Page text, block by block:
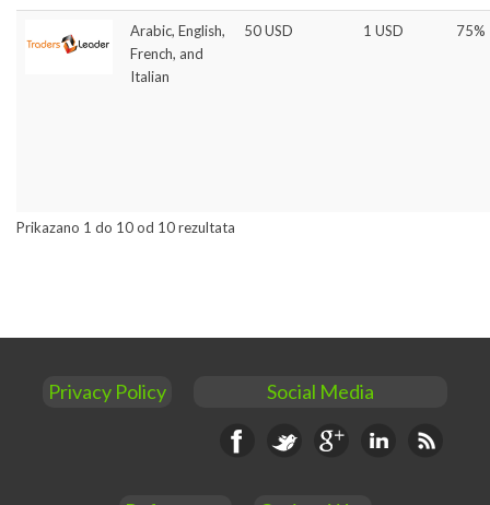
Arabic, English,
French, and
Italian
50 USD 1 USD 75%
Prikazano 1 do 10 od 10 rezultata
Privacy Policy Social Media
FacebookTwitter Google+ Linkedin RSS